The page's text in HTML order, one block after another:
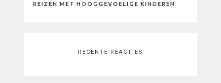
REIZEN MET HOOGGEVOELIGE KINDEREN
RECENTE REACTIES